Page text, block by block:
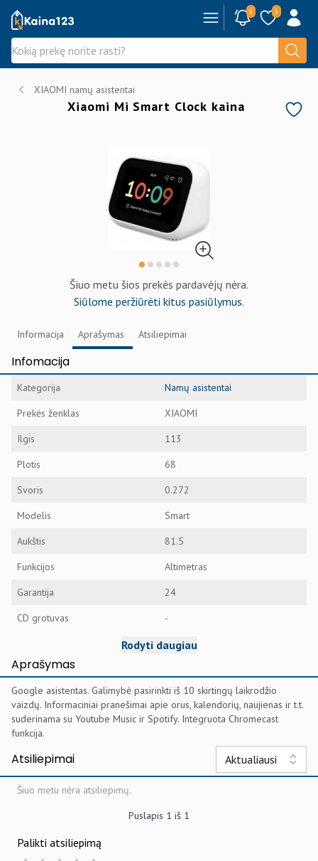
Kaina123.lt 1 1
XIAOMI namų asistentai
Xiaomi Mi Smart Clock kaina
Šiuo metu šios prekės pardavėjų nėra.
Siūlome peržiūrėti kitus pasiūlymus.
Informacija Aprašymas Atsiliepimai
Infomacija
Kategorija
Namų asistentai
Prekės ženklas
XIAOMI
Ilgis
113
Plotis
68
Svoris
0.272
Modelis
Smart
Aukštis
81.5
Funkcijos
Altimetras
Garantija
24
CD grotuvas
-
Rodyti daugiau
Aprašymas
Google asistentas. Galimybė pasirinkti iš 10 skirtingų laikrodžio
vaizdų. Informaciniai pranešimai apie orus, kalendorių, naujienas ir t.t.
suderinama su Youtube Music ir Spotify. Integruota Chromecast
funkcija.
Atsiliepimai Aktualiausi
Šiuo metu nėra atsiliepimų.
Puslapis 1 iš 1
Palikti atsiliepimą